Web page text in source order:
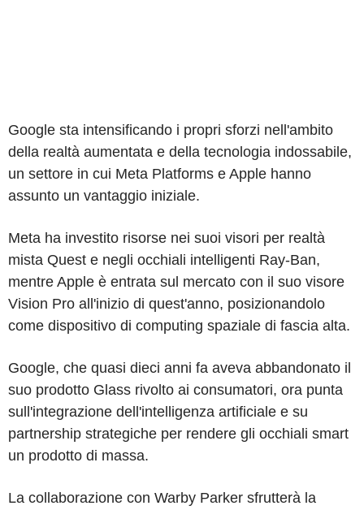
Google sta intensificando i propri sforzi nell'ambito
della realtà aumentata e della tecnologia indossabile,
un settore in cui Meta Platforms e Apple hanno
assunto un vantaggio iniziale.
Meta ha investito risorse nei suoi visori per realtà
mista Quest e negli occhiali intelligenti Ray-Ban,
mentre Apple è entrata sul mercato con il suo visore
Vision Pro all'inizio di quest'anno, posizionandolo
come dispositivo di computing spaziale di fascia alta.
Google, che quasi dieci anni fa aveva abbandonato il
suo prodotto Glass rivolto ai consumatori, ora punta
sull'integrazione dell'intelligenza artificiale e su
partnership strategiche per rendere gli occhiali smart
un prodotto di massa.
La collaborazione con Warby Parker sfrutterà la